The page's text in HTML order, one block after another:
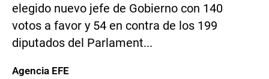
elegido nuevo jefe de Gobierno con 140
votos a favor y 54 en contra de los 199
diputados del Parlament...
Agencia EFE